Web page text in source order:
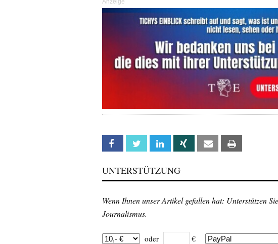
Facebook Twitter Linkedin Xing Email
UNTERSTÜTZUNG
Wenn Ihnen unser Artikel gefallen hat: Unterstützen
Journalismus.
oder €